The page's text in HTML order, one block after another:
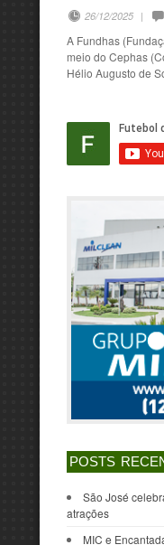
26/12/2025 |
A Fundhas
meio do Cephas
Hélio Augusto de
POSTS
São José
atrações
MIC e